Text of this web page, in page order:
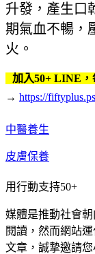
升發，產生口
期氣血不暢，
火。
加入50+ LINE，
→ https://
中醫養生
皮膚保養
用行動支持50+
媒體是推動社會
閱讀，然而網站
文章，誠摯邀請